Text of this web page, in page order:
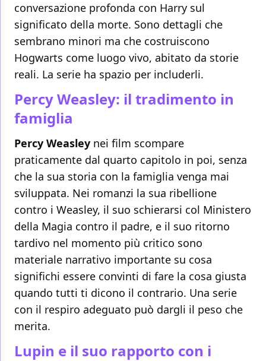
conversazione profonda con Harry sul
significato della morte. Sono dettagli che
sembrano minori ma che costruiscono
Hogwarts come luogo vivo, abitato da storie
reali. La serie ha spazio per includerli.
Percy Weasley: il tradimento in
famiglia
Percy Weasley nei film scompare
praticamente dal quarto capitolo in poi, senza
che la sua storia con la famiglia venga mai
sviluppata. Nei romanzi la sua ribellione
contro i Weasley, il suo schierarsi col Ministero
della Magia contro il padre, e il suo ritorno
tardivo nel momento più critico sono
materiale narrativo importante su cosa
significhi essere convinti di fare la cosa giusta
quando tutti ti dicono il contrario. Una serie
con il respiro adeguato può dargli il peso che
merita.
Lupin e il suo rapporto con i